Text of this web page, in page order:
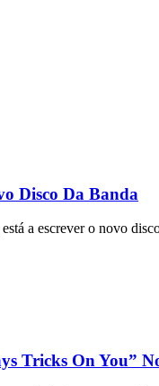
Disco Da Banda
a escrever o novo
Tricks On You”